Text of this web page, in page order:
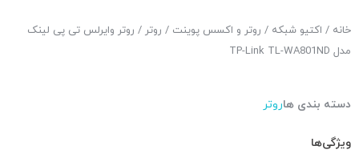
خانه / اکتیو شبکه / روتر و اکسس پوینت / روتر / روتر وایرلس تی پی لینک
مدل TP-Link TL-WA801ND
دسته بندی هاروتر
ویژگی‌ها